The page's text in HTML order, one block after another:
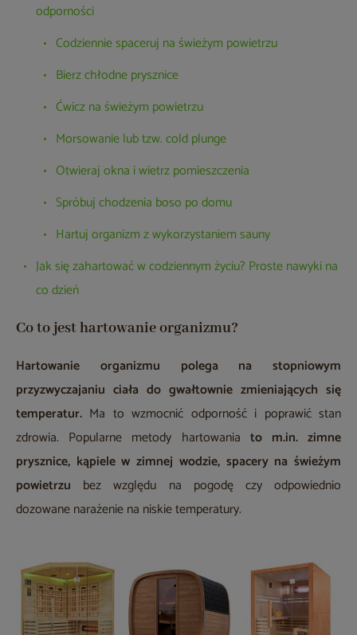
odporności
Codziennie spaceruj na świeżym powietrzu
Bierz chłodne prysznice
Ćwicz na świeżym powietrzu
Morsowanie lub tzw. cold plunge
Otwieraj okna i wietrz pomieszczenia
Spróbuj chodzenia boso po domu
Hartuj organizm z wykorzystaniem sauny
Jak się zahartować w codziennym życiu? Proste nawyki na
co dzień
Co to jest hartowanie organizmu?
Hartowanie organizmu polega na stopniowym
przyzwyczajaniu ciała do gwałtownie zmieniających się
temperatur. Ma to wzmocnić odporność i poprawić stan
zdrowia. Popularne metody hartowania to m.in. zimne
prysznice, kąpiele w zimnej wodzie, spacery na świeżym
powietrzu bez względu na pogodę czy odpowiednio
dozowane narażenie na niskie temperatury.